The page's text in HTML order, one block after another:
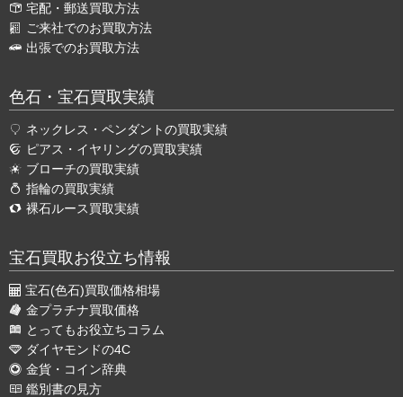
宅配・郵送買取方法
ご来社でのお買取方法
出張でのお買取方法
色石・宝石買取実績
ネックレス・ペンダントの買取実績
ピアス・イヤリングの買取実績
ブローチの買取実績
指輪の買取実績
裸石ルース買取実績
宝石買取お役立ち情報
宝石(色石)買取価格相場
金プラチナ買取価格
とってもお役立ちコラム
ダイヤモンドの4C
金貨・コイン辞典
鑑別書の見方